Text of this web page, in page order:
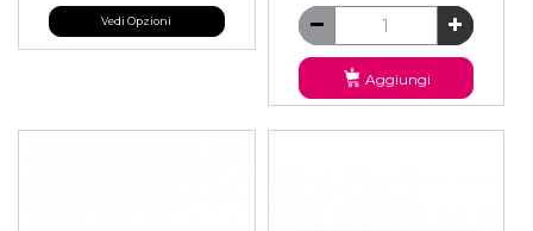
Vedi Opzioni
Aggiungi